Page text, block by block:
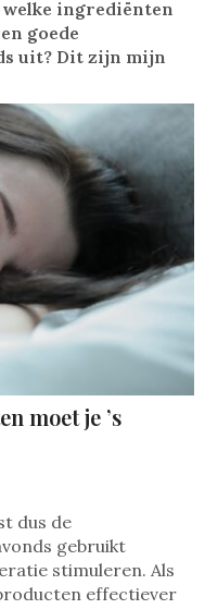
welke ingrediënten
goede
uit? Dit zijn mijn
moet je ’s
dus de
gebruikt
stimuleren. Als
effectiever